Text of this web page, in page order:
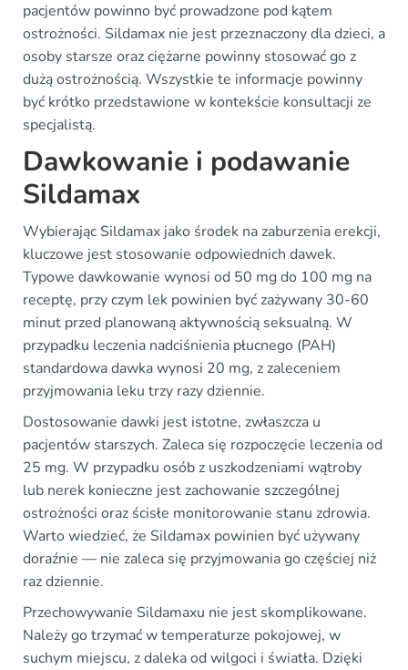
pacjentów powinno być prowadzone pod kątem
ostrożności. Sildamax nie jest przeznaczony dla dzieci, a
osoby starsze oraz ciężarne powinny stosować go z
dużą ostrożnością. Wszystkie te informacje powinny
być krótko przedstawione w kontekście konsultacji ze
specjalistą.
Dawkowanie i podawanie
Sildamax
Wybierając Sildamax jako środek na zaburzenia erekcji,
kluczowe jest stosowanie odpowiednich dawek.
Typowe dawkowanie wynosi od 50 mg do 100 mg na
receptę, przy czym lek powinien być zażywany 30-60
minut przed planowaną aktywnością seksualną. W
przypadku leczenia nadciśnienia płucnego (PAH)
standardowa dawka wynosi 20 mg, z zaleceniem
przyjmowania leku trzy razy dziennie.
Dostosowanie dawki jest istotne, zwłaszcza u
pacjentów starszych. Zaleca się rozpoczęcie leczenia od
25 mg. W przypadku osób z uszkodzeniami wątroby
lub nerek konieczne jest zachowanie szczególnej
ostrożności oraz ścisłe monitorowanie stanu zdrowia.
Warto wiedzieć, że Sildamax powinien być używany
doraźnie — nie zaleca się przyjmowania go częściej niż
raz dziennie.
Przechowywanie Sildamaxu nie jest skomplikowane.
Należy go trzymać w temperaturze pokojowej, w
suchym miejscu, z daleka od wilgoci i światła. Dzięki